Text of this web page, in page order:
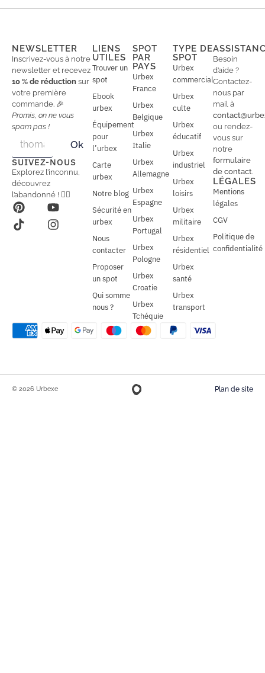
NEWSLETTER
Inscrivez-vous à notre
newsletter et recevez
10 % de réduction sur
votre première
commande. 🎉
Promis, on ne vous
spam pas !
a
i
l
a
i
l
*
Ok
SUIVEZ-NOUS
Explorez l’inconnu,
découvrez
l’abandonné ! 🕵️‍♂️
LIENS
UTILES
Trouver un
spot
Ebook
urbex
Équipement
pour
l’urbex
Carte
urbex
Notre blog
Sécurité en
urbex
Nous
contacter
Proposer
un spot
Qui somme
nous ?
SPOT
PAR
PAYS
Urbex
France
Urbex
Belgique
Urbex
Italie
Urbex
Allemagne
Urbex
Espagne
Urbex
Portugal
Urbex
Pologne
Urbex
Croatie
Urbex
Tchéquie
TYPE DE
SPOT
Urbex
commercial
Urbex
culte
Urbex
éducatif
Urbex
industriel
Urbex
loisirs
Urbex
militaire
Urbex
résidentiel
Urbex
santé
Urbex
transport
Besoin
d’aide ?
Contactez-
nous par
mail à
ou rendez-
vous sur
notre
formulaire
de contact.
LÉGALES
Mentions
légales
CGV
Politique de
confidentialité
© 2026 Urbexe Plan de site